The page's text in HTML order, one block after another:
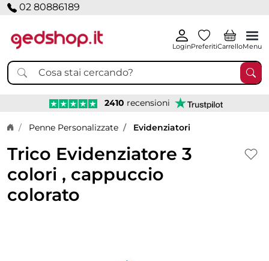
02 80886189
LoginPreferitiCarrelloMenu
2410 recensioni
Home page
Penne Personalizzate Evidenziatori
Trico Evidenziatore 3
colori , cappuccio
colorato